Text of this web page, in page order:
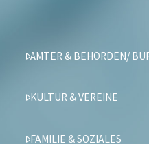
ÄMTER & BEHÖRDEN/
KULTUR & VEREINE
FAMILIE & SOZIALES